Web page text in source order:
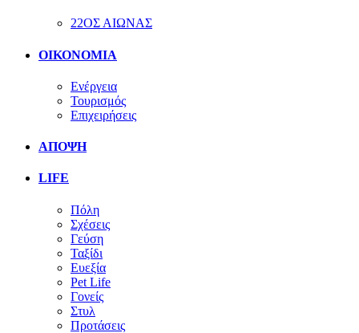
22ΟΣ ΑΙΩΝΑΣ
ΟΙΚΟΝΟΜΙΑ
Ενέργεια
Τουρισμός
Επιχειρήσεις
ΑΠΟΨΗ
LIFE
Πόλη
Σχέσεις
Γεύση
Ταξίδι
Ευεξία
Pet Life
Γονείς
Στυλ
Προτάσεις